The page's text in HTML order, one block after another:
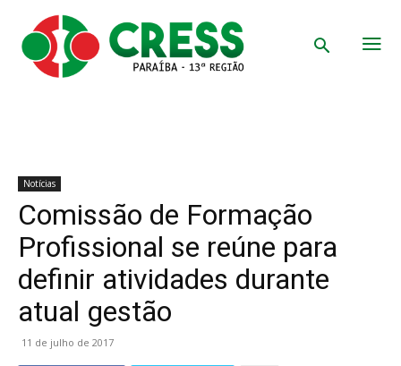
Notícias
Comissão de Formação
Profissional se reúne para
definir atividades durante
atual gestão
11 de julho de 2017